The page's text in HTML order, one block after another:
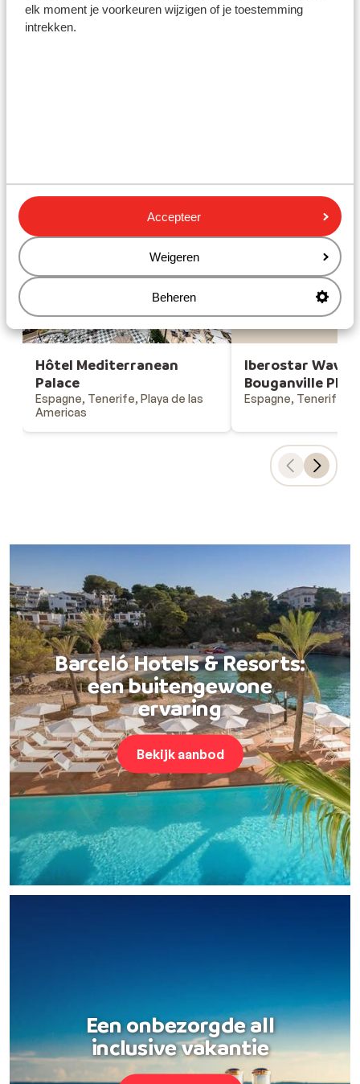
elk moment je voorkeuren wijzigen of je toestemming
intrekken.
Accepteer
Weigeren
Beheren
Gesponsord
Bekijk onze unieke toplocaties
Hôtel Mediterranean
Palace
Espagne, Tenerife, Playa de las
Americas
Iberostar
Bouganville
Iberostar Waves
Bouganville
Espagne, Tenerife,
Barceló Hotels & Resorts:
een buitengewone
ervaring
Bekijk aanbod
Een onbezorgde all
inclusive vakantie